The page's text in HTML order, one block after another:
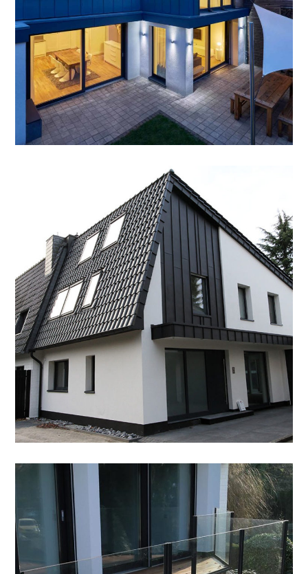
Ziegeldach,
Aluminiumfassade
DACH / FASSADE
Balkon
SONSTIGES